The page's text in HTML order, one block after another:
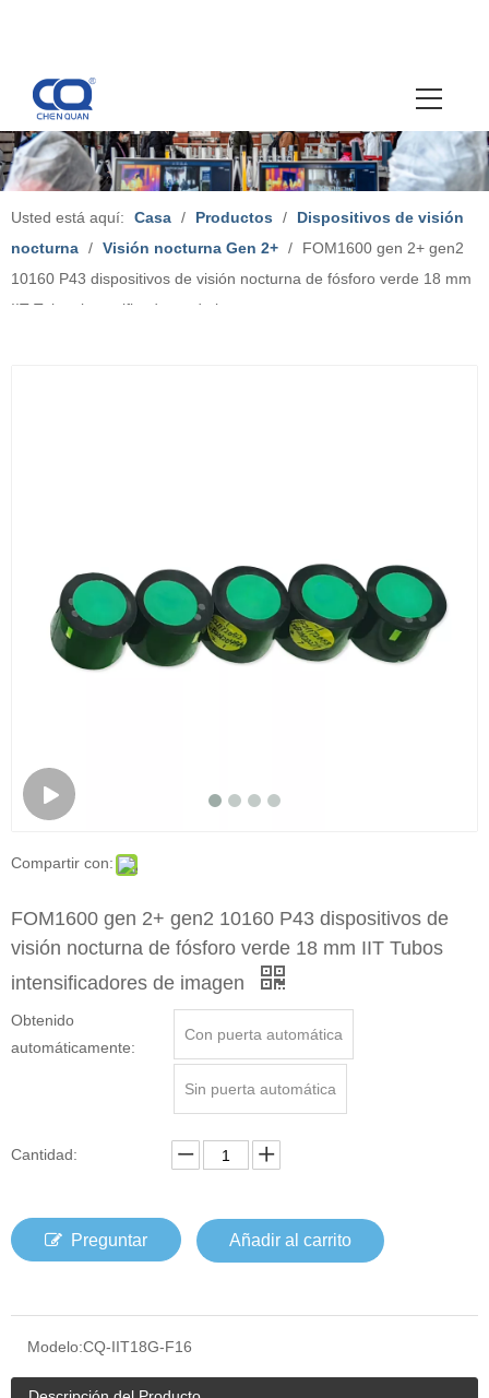
Usted está aquí: Casa / Productos /
Dispositivos de visión
nocturna / Visión nocturna Gen 2+ /
FOM1600 gen 2+ gen2
10160 P43 dispositivos de visión nocturna de fósforo verde 18 mm
IIT Tubos intensificadores de imagen
Compartir con:
FOM1600 gen 2+ gen2 10160 P43 dispositivos de
visión nocturna de fósforo verde 18 mm IIT Tubos
intensificadores de imagen
Obtenido
automáticamente:
Con puerta automática
Sin puerta automática
Cantidad:
Preguntar Añadir al carrito
Modelo:CQ-IIT18G-F16